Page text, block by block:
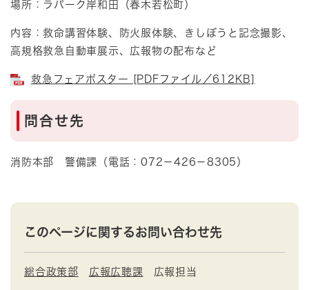
場所：ラパーク岸和田（春木若松町）
内容：救命講習体験、防火服体験、きしぼうと記念撮影、
高規格救急自動車展示、広報物の配布など
救急フェアポスター [PDFファイル／612KB]
問合せ先
消防本部 警備課（電話：072－426－8305）
このページに関するお問い合わせ先
総合政策部 広報広聴課 広報担当